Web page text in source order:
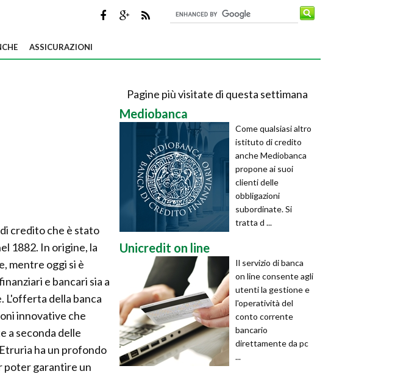
ASSICURAZIONI
credito che è stato
1882. In origine, la
mentre oggi si è
e bancari sia a
L'offerta della banca
innovative che
a seconda delle
ha un profondo
poter garantire un
Pagine più visitate di questa settimana
Mediobanca
Come qualsiasi altro
istituto di credito
anche Mediobanca
propone ai suoi
clienti delle
obbligazioni
subordinate. Si
tratta d ...
Unicredit on line
Il servizio di banca
on line consente agli
utenti la gestione e
l'operatività del
conto corrente
bancario
direttamente da pc
...